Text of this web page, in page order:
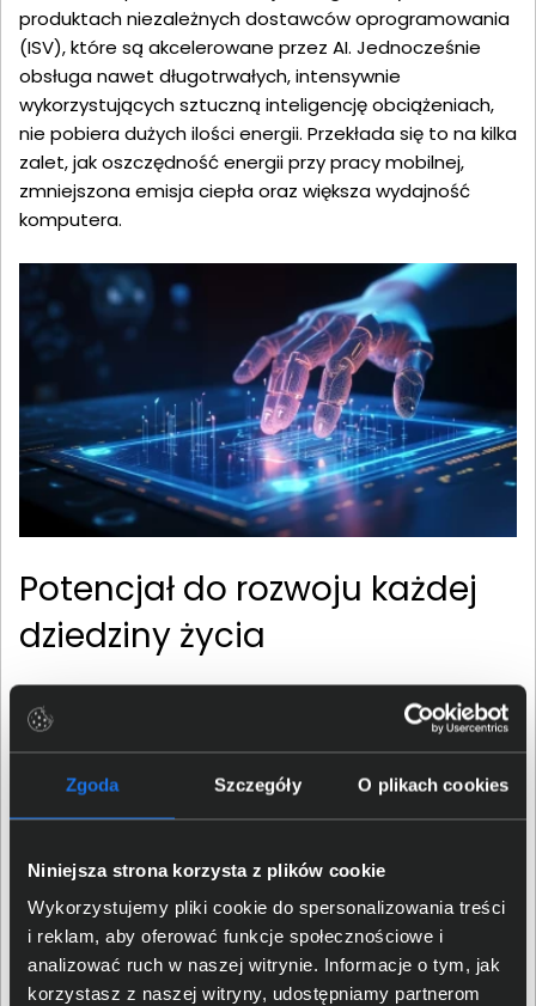
Zgoda Szczegóły O plikach cookies
Niniejsza strona korzysta z plików cookie
Wykorzystujemy pliki cookie do spersonalizowania treści
i reklam, aby oferować funkcje społecznościowe i
analizować ruch w naszej witrynie. Informacje o tym, jak
korzystasz z naszej witryny, udostępniamy partnerom
produktach niezależnych dostawców oprogramowania
(ISV), które są akcelerowane przez AI. Jednocześnie
obsługa nawet długotrwałych, intensywnie
wykorzystujących sztuczną inteligencję obciążeniach,
nie pobiera dużych ilości energii. Przekłada się to na kilka
zalet, jak oszczędność energii przy pracy mobilnej,
zmniejszona emisja ciepła oraz większa wydajność
komputera.
Potencjał do rozwoju każdej
dziedziny życia
Z pomocą sztucznej inteligencji użytkownicy mogą stać
się bardziej kreatywni, produktywni i bezpieczni.
Przeniesienie dotychczasowych trendów, znanych z
chmur obliczeniowych, na komputery PC, zwiększy
prywatność poprzez zmniejszenie zależności od
innymi oprogramowanie oneAPI i OpenVINO,
dedykowane stacje robocze i szkolenia, aby
deweloperzy mogli lepiej wykorzystać SI. Pozwoli im to
stworzyć oprogramowanie jeszcze lepiej wspierające
ich użytkowników w codziennych obowiązkach, ale i nie